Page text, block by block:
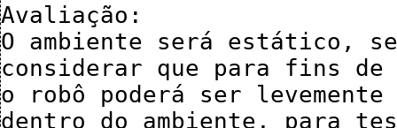
Avaliação:
O ambiente será estático,
considerar que para fins
o robô poderá ser
dentro do ambiente, para